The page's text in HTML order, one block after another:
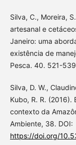
Silva, C., Moreira,
artesanal e
Janeiro: uma
existência de
Pesca. 40. 521-
Silva, D. W.,
Kubo, R. R.
contexto da
Ambiente, 38. DOI:
https://doi.org/